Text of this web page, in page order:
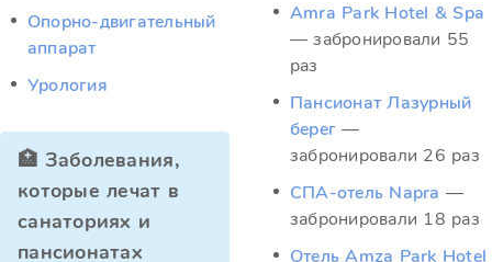
Опорно-двигательный
аппарат
Урология
🏥 Заболевания,
которые лечат в
санаториях и
пансионатах
Amra Park Hotel & Spa
— забронировали 55
раз
Пансионат Лазурный
берег —
забронировали 26 раз
СПА-отель Napra —
забронировали 18 раз
Отель Amza Park Hotel